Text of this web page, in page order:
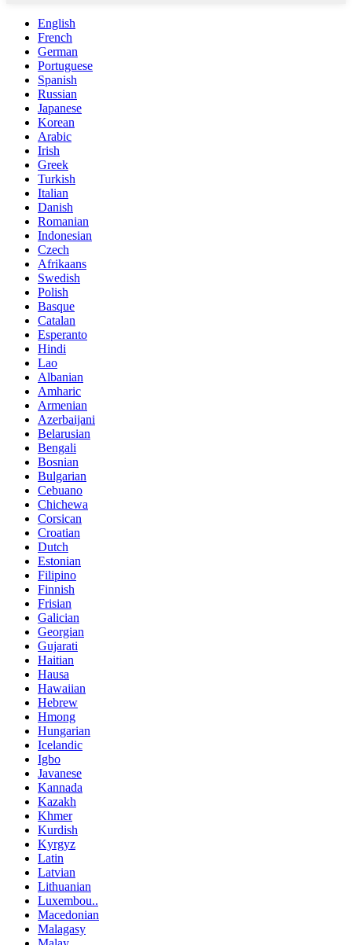
English
French
German
Portuguese
Spanish
Russian
Japanese
Korean
Arabic
Irish
Greek
Turkish
Italian
Danish
Romanian
Indonesian
Czech
Afrikaans
Swedish
Polish
Basque
Catalan
Esperanto
Hindi
Lao
Albanian
Amharic
Armenian
Azerbaijani
Belarusian
Bengali
Bosnian
Bulgarian
Cebuano
Chichewa
Corsican
Croatian
Dutch
Estonian
Filipino
Finnish
Frisian
Galician
Georgian
Gujarati
Haitian
Hausa
Hawaiian
Hebrew
Hmong
Hungarian
Icelandic
Igbo
Javanese
Kannada
Kazakh
Khmer
Kurdish
Kyrgyz
Latin
Latvian
Lithuanian
Luxembou..
Macedonian
Malagasy